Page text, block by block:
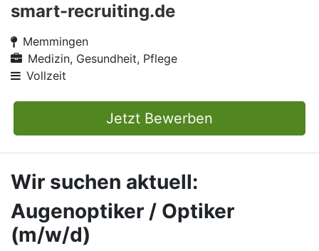
smart-recruiting.de
Memmingen
Medizin, Gesundheit, Pflege
Vollzeit
Jetzt Bewerben
Wir suchen aktuell:
Augenoptiker / Optiker
(m/w/d)